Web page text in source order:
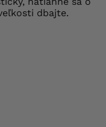
dbajte.